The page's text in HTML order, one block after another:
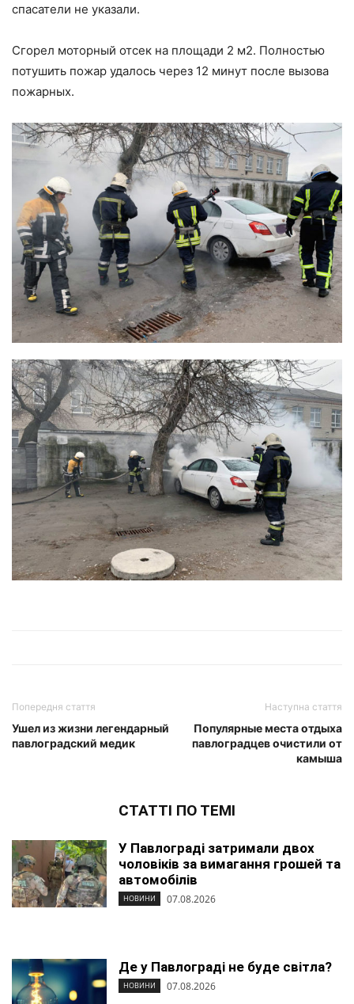
спасатели не указали.
Сгорел моторный отсек на площади 2 м2. Полностью
потушить пожар удалось через 12 минут после вызова
пожарных.
Попередня стаття
Ушел из жизни легендарный
павлоградский медик
Наступна стаття
Популярные места отдыха
павлоградцев очистили от
камыша
СТАТТІ ПО ТЕМІ
У Павлограді затримали двох
чоловіків за вимагання грошей та
автомобілів
НОВИНИ 07.08.2026
Де у Павлограді не буде світла?
НОВИНИ 07.08.2026